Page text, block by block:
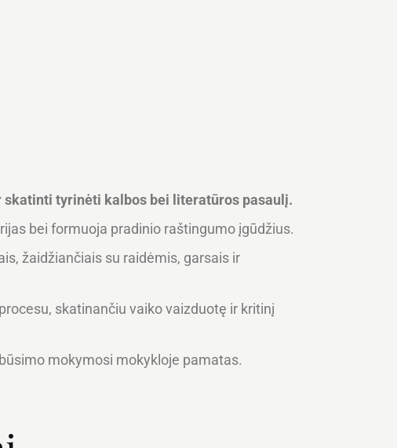
tyrinėti kalbos bei literatūros pasaulį.
bei formuoja pradinio raštingumo įgūdžius.
žaidžiančiais su raidėmis, garsais ir
skatinančiu vaiko vaizduotę ir kritinį
mokymosi mokykloje pamatas.